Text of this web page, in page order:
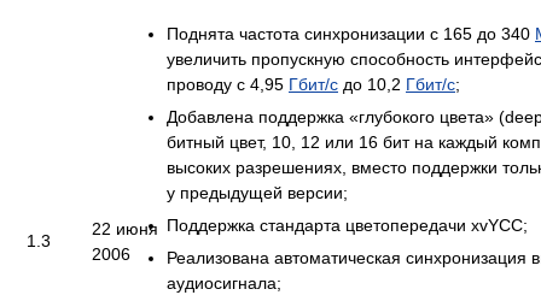
1.3
22 июня
2006
Поднята частота синхронизации с 165 до 340
увеличить пропускную способность
проводу с 4,95 Гбит/с до 10,2 Гбит/с;
Добавлена поддержка «глубокого цвета»
битный цвет, 10, 12 или 16 бит на каждый
высоких разрешениях, вместо поддержки
у предыдущей версии;
Поддержка стандарта цветопередачи xvYCC;
Реализована автоматическая синхронизация
аудиосигнала;